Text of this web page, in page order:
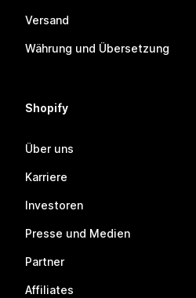
Versand
Währung und Übersetzung
Shopify
Über uns
Karriere
Investoren
Presse und Medien
Partner
Affiliates